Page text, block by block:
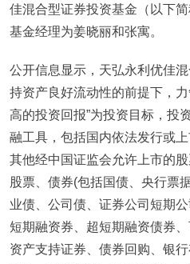
佳混合型证券投资基金（以下简
基金经理为姜晓丽和张寓。
公开信息显示，天弘永利优佳
持资产良好流动性的前提下，
高的投资回报”为投资目标，投
融工具，包括国内依法发行或
其他经中国证监会允许上市的
股票、债券(包括国债、央行票
业债、公司债、证券公司短期
短期融资券、超短期融资债券
资产支持证券、债券回购、银